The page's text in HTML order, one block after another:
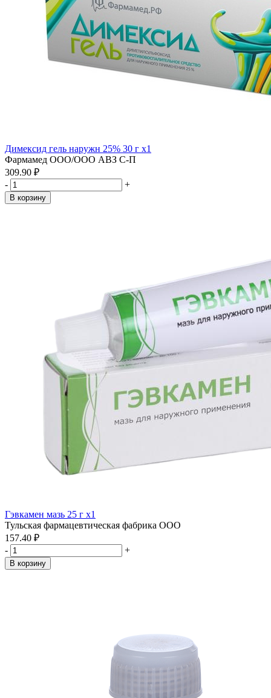
Димексид гель наружн 25% 30 г x1
Фармамед ООО/ООО АВЗ С-П
309.90 ₽
-
+
В корзину
Гэвкамен мазь 25 г x1
Тульская фармацевтическая фабрика ООО
157.40 ₽
-
+
В корзину